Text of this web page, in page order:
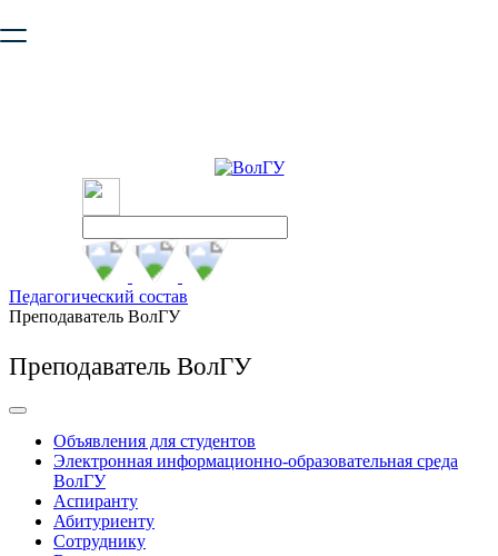
безопасную работу с сайтом. Пожалуйста
Педагогический состав
Преподаватель ВолГУ
Преподаватель ВолГУ
Объявления для студентов
Электронная информационно-образовательная среда
ВолГУ
Аспиранту
Абитуриенту
Сотруднику